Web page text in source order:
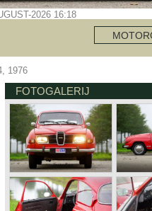
2026 16:18
1976
FOTOGALERIJ